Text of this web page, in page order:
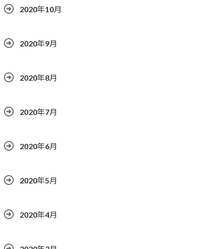
2020年10月
2020年9月
2020年8月
2020年7月
2020年6月
2020年5月
2020年4月